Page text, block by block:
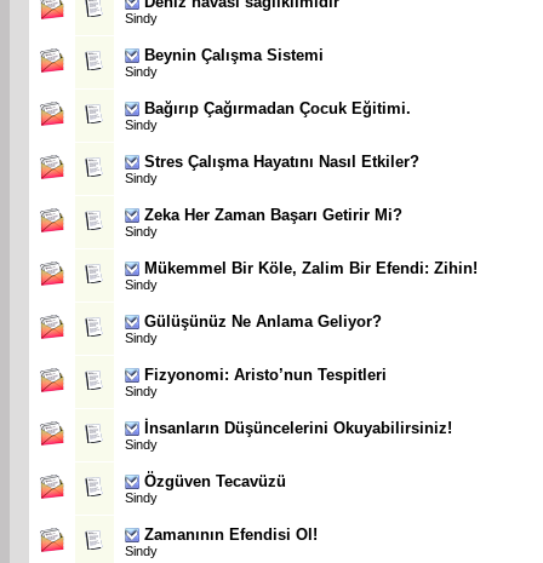
Sindy
Beynin Çalışma Sistemi
Sindy
Bağırıp Çağırmadan Çocuk Eğitimi.
Sindy
Stres Çalışma Hayatını Nasıl Etkiler?
Sindy
Zeka Her Zaman Başarı Getirir Mi?
Sindy
Mükemmel Bir Köle, Zalim Bir Efendi: Zihin!
Sindy
Gülüşünüz Ne Anlama Geliyor?
Sindy
Fizyonomi: Aristo’nun Tespitleri
Sindy
İnsanların Düşüncelerini Okuyabilirsiniz!
Sindy
Özgüven Tecavüzü
Sindy
Zamanının Efendisi Ol!
Sindy